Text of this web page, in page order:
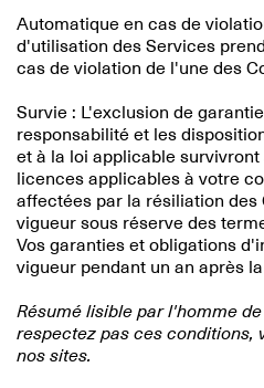
Automatique en cas de
d'utilisation des Services
cas de violation de l'une des
Survie : L'exclusion de
responsabilité et les
et à la loi applicable
licences applicables à votre
affectées par la résiliation
vigueur sous réserve des
Vos garanties et obligations
vigueur pendant un an après
Résumé lisible par l'homme
respectez pas ces conditions,
nos sites.